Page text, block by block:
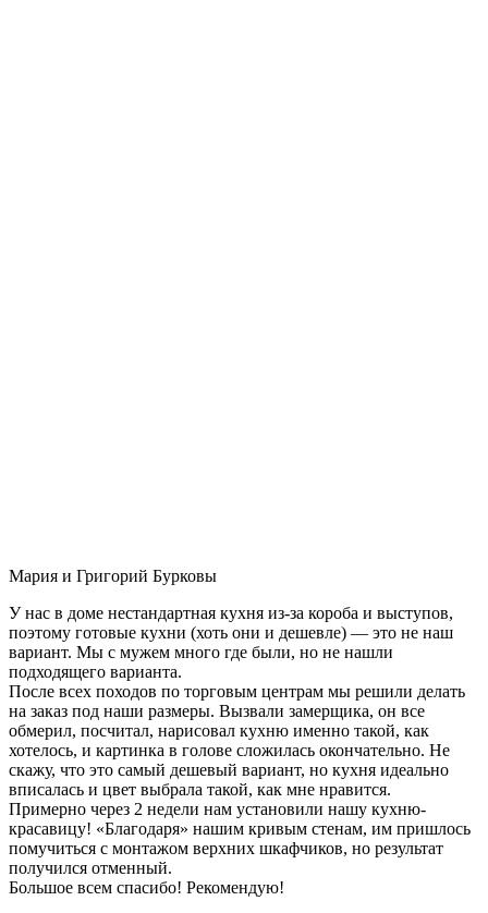
Мария и Григорий Бурковы
У нас в доме нестандартная кухня из-за короба и выступов,
поэтому готовые кухни (хоть они и дешевле) — это не наш
вариант. Мы с мужем много где были, но не нашли
подходящего варианта.
После всех походов по торговым центрам мы решили делать
на заказ под наши размеры. Вызвали замерщика, он все
обмерил, посчитал, нарисовал кухню именно такой, как
хотелось, и картинка в голове сложилась окончательно. Не
скажу, что это самый дешевый вариант, но кухня идеально
вписалась и цвет выбрала такой, как мне нравится.
Примерно через 2 недели нам установили нашу кухню-
красавицу! «Благодаря» нашим кривым стенам, им пришлось
помучиться с монтажом верхних шкафчиков, но результат
получился отменный.
Большое всем спасибо! Рекомендую!